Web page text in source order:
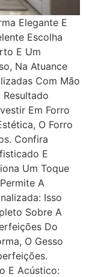
Elegante E
Escolha
E Um
Na Atuance
Com Mão
Em Forro
O Forro
Confira
E
Um Toque
A
Isso
Sobre A
Do
O Gesso
E Acústico: